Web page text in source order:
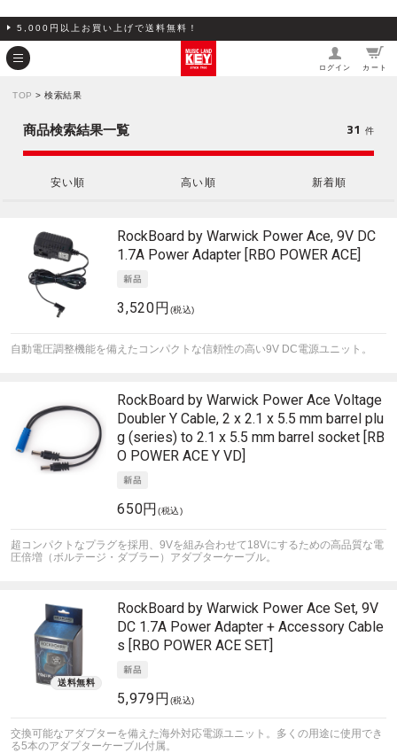
5,000円以上お買い上げで送料無料！
ログイン カート
TOP > 検索結果
安い順 高い順 新着順
商品検索結果一覧 31 件
RockBoard by Warwick Power Ace, 9V DC
1.7A Power Adapter [RBO POWER ACE]
3,520円 (税込)
自動電圧調整機能を備えたコンパクトな信頼性の高い9V DC電源ユニット。
RockBoard by Warwick Power Ace Voltage
Doubler Y Cable, 2 x 2.1 x 5.5 mm barrel plu
g (series) to 2.1 x 5.5 mm barrel socket [RB
O POWER ACE Y VD]
650円(税込)
超コンパクトなプラグを採用、9Vを組み合わせて18Vにするための高品質な電
圧倍増（ボルテージ・ダブラー）アダプターケーブル。
RockBoard by Warwick Power Ace Set, 9V
DC 1.7A Power Adapter + Accessory Cable
s [RBO POWER ACE SET]
5,979円 (税込)
交換可能なアダプターを備えた海外対応電源ユニット。多くの用途に使用でき
る5本のアダプターケーブル付属。